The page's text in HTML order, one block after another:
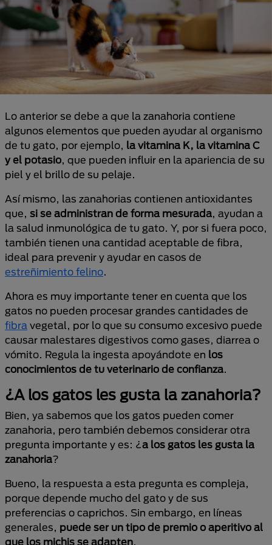
Lo anterior se debe a que la zanahoria contiene
algunos elementos que pueden ayudar al organismo
de tu gato, por ejemplo, la vitamina K, la vitamina C
y el potasio , que pueden influir en la apariencia de su
piel y el brillo de su pelaje.
Así mismo, las zanahorias contienen antioxidantes
que, si se administran de forma mesurada , ayudan a
la salud inmunológica de tu gato. Y, por si fuera poco,
también tienen una cantidad aceptable de fibra,
ideal para prevenir y ayudar en casos de
estreñimiento felino
Ahora es muy importante tener en cuenta que los
gatos no pueden procesar grandes cantidades de
fibra vegetal, por lo que su consumo excesivo puede
causar malestares digestivos como gases, diarrea o
vómito. Regula la ingesta apoyándote en los
conocimientos de tu veterinario de confianza
¿A los gatos les gusta la zanahoria?
Bien, ya sabemos que los gatos pueden comer
zanahoria, pero también debemos considerar otra
pregunta importante y es: ¿ a los gatos les gusta la
zanahoria?
Bueno, la respuesta a esta pregunta es compleja,
porque depende mucho del gato y de sus
preferencias o caprichos. Sin embargo, en líneas
generales, puede ser un tipo de premio o aperitivo al
que los michis se adapten